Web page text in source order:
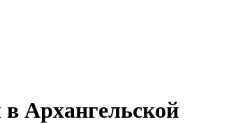
Архангельской